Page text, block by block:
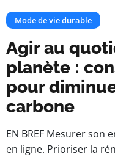
Mode de vie durable
Agir au
planète :
pour
carbone
EN BREF Mesurer son
en ligne. Prioriser la